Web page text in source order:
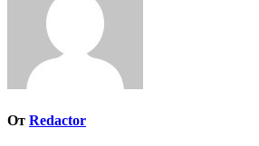
От Redactor